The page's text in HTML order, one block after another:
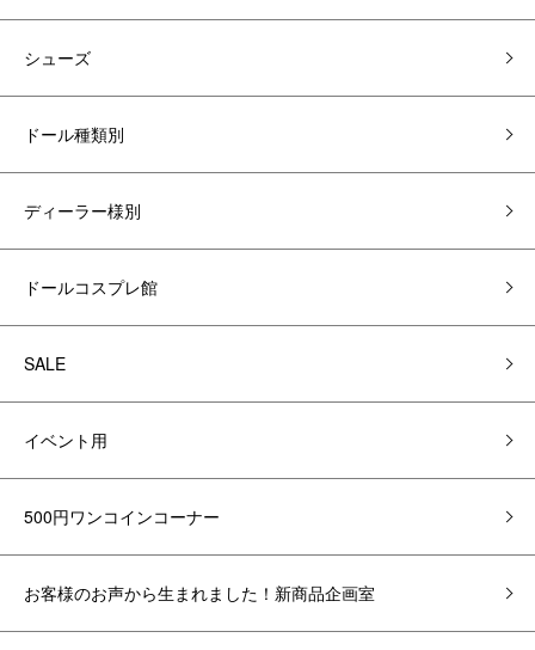
シューズ
ドール種類別
ディーラー様別
ドールコスプレ館
SALE
イベント用
500円ワンコインコーナー
お客様のお声から生まれました！新商品企画室